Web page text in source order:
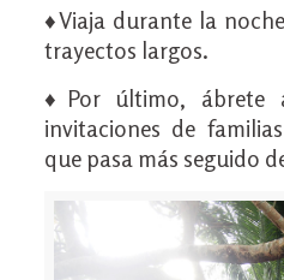
♦Viaja durante la
trayectos largos.
♦Por último, ábrete
invitaciones de
que pasa más seguido